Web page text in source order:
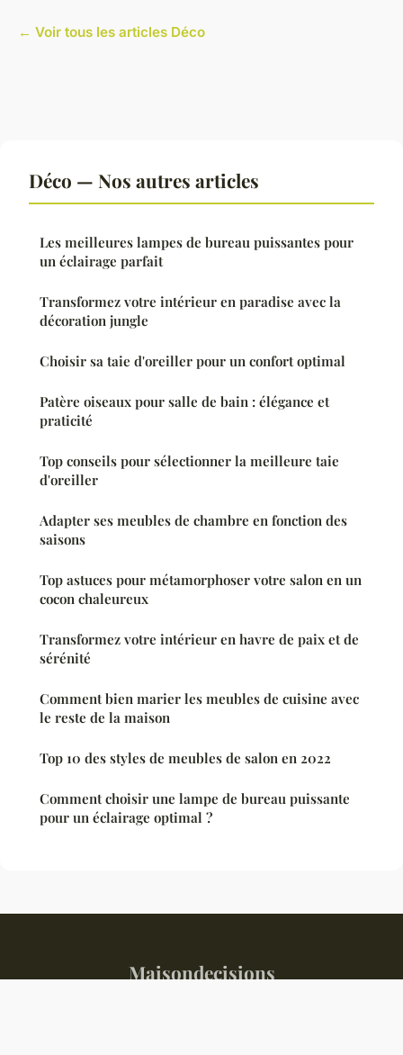
← Voir tous les articles Déco
Déco — Nos autres articles
Les meilleures lampes de bureau puissantes pour
un éclairage parfait
Transformez votre intérieur en paradise avec la
décoration jungle
Choisir sa taie d'oreiller pour un confort optimal
Patère oiseaux pour salle de bain : élégance et
praticité
Top conseils pour sélectionner la meilleure taie
d'oreiller
Adapter ses meubles de chambre en fonction des
saisons
Top astuces pour métamorphoser votre salon en un
cocon chaleureux
Transformez votre intérieur en havre de paix et de
sérénité
Comment bien marier les meubles de cuisine avec
le reste de la maison
Top 10 des styles de meubles de salon en 2022
Comment choisir une lampe de bureau puissante
pour un éclairage optimal ?
Maisondecisions